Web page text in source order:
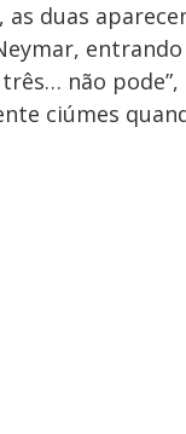
duas
não
ciúmes